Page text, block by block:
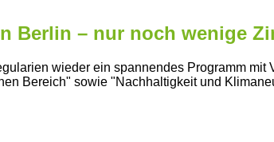
Berlin – nur noch wenige
wieder ein spannendes Programm mit
Bereich
sowie Nachhaltigkeit und